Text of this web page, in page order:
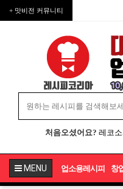
+ 맛비전 커뮤니티
처음오셨어요? 레코소
MENU 업소용레시피 창